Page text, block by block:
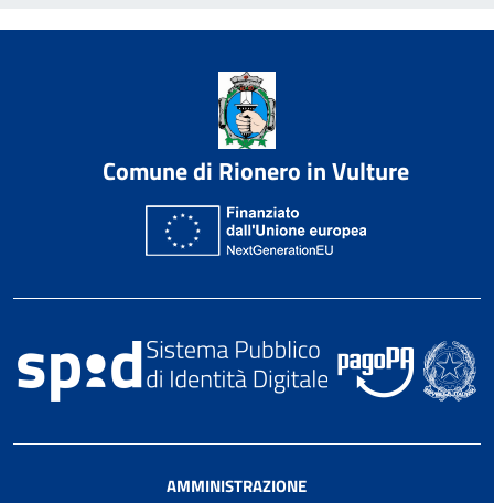
Comune di Rionero in Vulture
AMMINISTRAZIONE